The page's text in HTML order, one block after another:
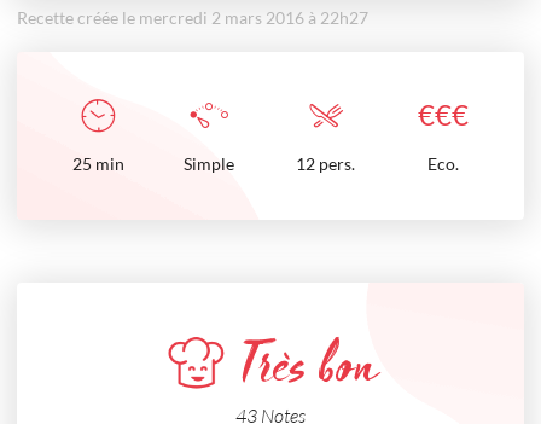
Recette créée le mercredi 2 mars 2016 à 22h27
€€€
25 min Simple 12 pers. Eco.
Très bon
43 Notes